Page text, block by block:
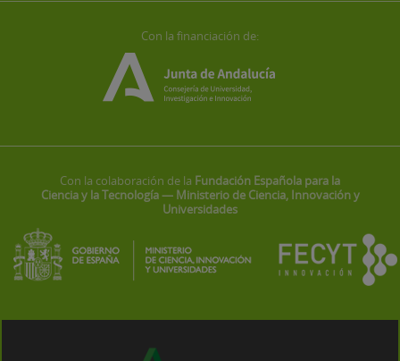
Con la financiación de:
Con la colaboración de la Fundación Española para la
Ciencia y la Tecnología — Ministerio de Ciencia, Innovación y
Universidades